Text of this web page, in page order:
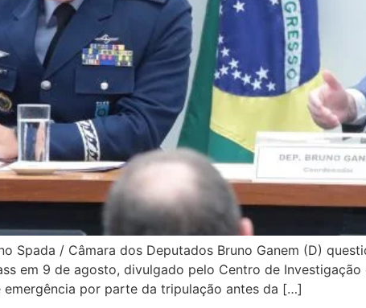
Spada / Câmara dos Deputados Bruno Ganem (D)
em 9 de agosto, divulgado pelo Centro de
emergência por parte da tripulação antes da […]